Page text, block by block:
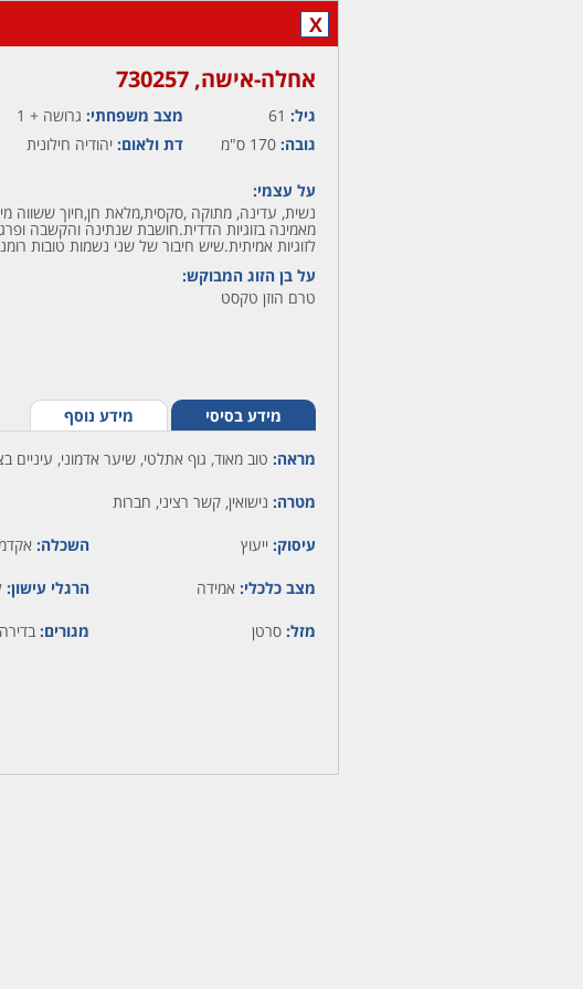
X
אחלה-אישה,‏ 730257
גיל: 61 מצב משפחתי: גרושה + 1
גובה: 170 ס"מ דת ולאום: יהודיה חילונית
על עצמי:
נשית, עדינה, מתוקה ,סקסית,מלאת חן,חיוך ששווה
מאמינה בזוגיות הדדית.חושבת שנתינה והקשבה
לזוגיות אמיתית.שיש חיבור של שני נשמות טובות
על בן הזוג המבוקש:
טרם הוזן טקסט
מידע בסיסי מידע נוסף
מראה: טוב מאוד, גוף אתלטי, שיער אדמוני, עיניים
מטרה: נישואין, קשר רציני, חברות
עיסוק: ייעוץ השכלה:
מצב כלכלי: אמידה הרגלי עישון:
מזל: סרטן מגורים: